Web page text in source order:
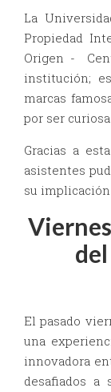
La
Propiedad
Origen -
institución;
marcas
por ser
Gracias a
asistentes
su
El pasado
una
innovadora
desafiados